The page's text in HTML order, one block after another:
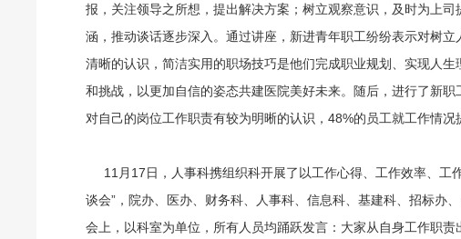
报，关注领导之所想，提出解决方案；树立观察意识，及时为上
涵，推动谈话逐步深入。通过讲座，新进青年职工纷纷表示对树
清晰的认识，简洁实用的职场技巧是他们完成职业规划、实现人
和挑战，以更加自信的姿态共建医院美好未来。随后，进行了新
对自己的岗位工作职责有较为明晰的认识，48%的员工就工作情
11月17日，人事科携组织科开展了以工作心得、工作效率、工
谈会”，院办、医办、财务科、人事科、信息科、基建科、招标办
会上，以科室为单位，所有人员均踊跃发言：大家从自身工作职